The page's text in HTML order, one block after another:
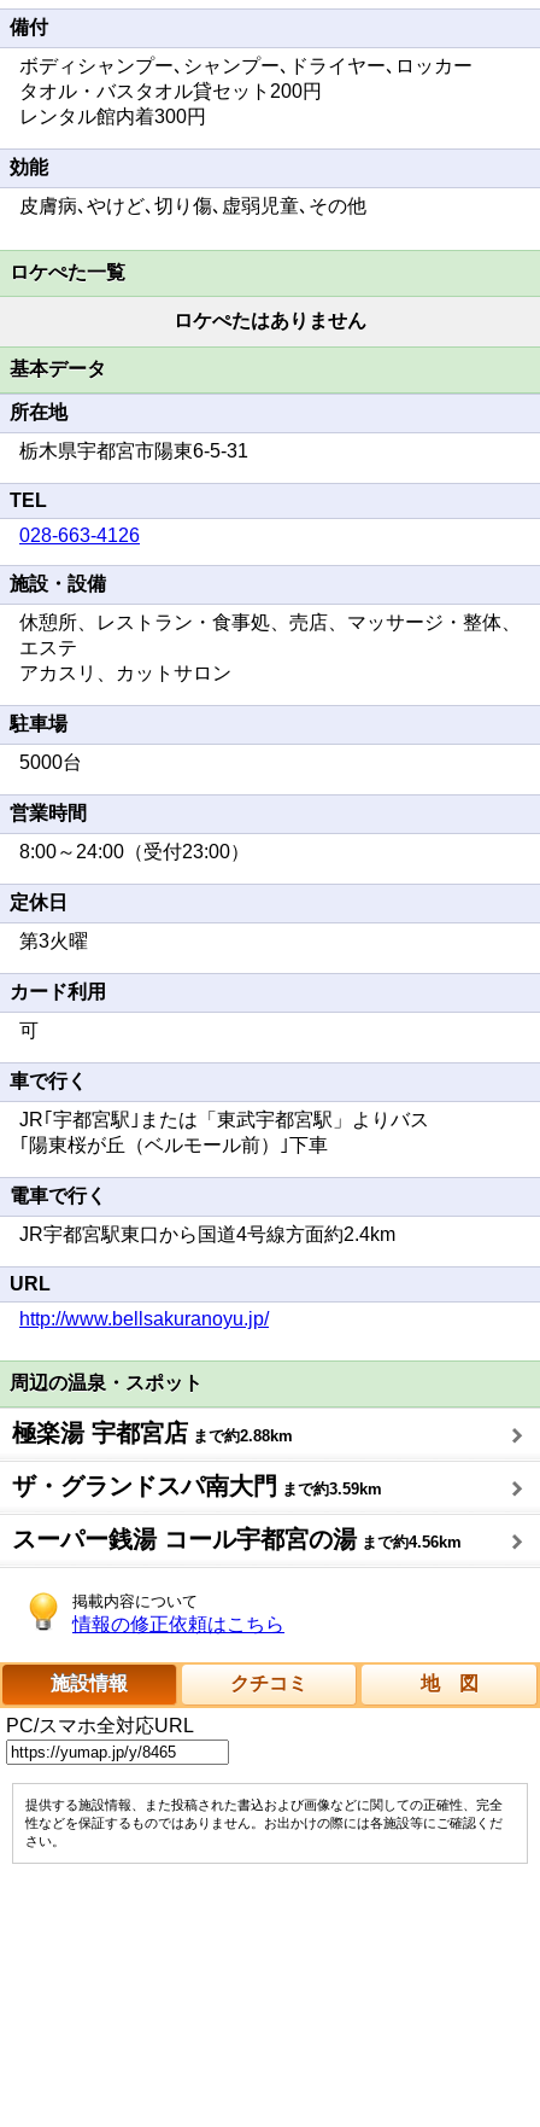
備付
ボディシャンプー､シャンプー､ドライヤー､ロッカー
タオル・バスタオル貸セット200円
レンタル館内着300円
効能
皮膚病､やけど､切り傷､虚弱児童､その他
ロケぺた一覧
ロケぺたはありません
基本データ
所在地
栃木県宇都宮市陽東6-5-31
TEL
028-663-4126
施設・設備
休憩所、レストラン・食事処、売店、マッサージ・整体、
エステ
アカスリ、カットサロン
駐車場
5000台
営業時間
8:00～24:00（受付23:00）
定休日
第3火曜
カード利用
可
車で行く
JR｢宇都宮駅｣または「東武宇都宮駅」よりバス
｢陽東桜が丘（ベルモール前）｣下車
電車で行く
JR宇都宮駅東口から国道4号線方面約2.4km
URL
http://www.bellsakuranoyu.jp/
周辺の温泉・スポット
極楽湯 宇都宮店 まで約2.88km
ザ・グランドスパ南大門 まで約3.59km
スーパー銭湯 コール宇都宮の湯まで約4.56km
掲載内容について
情報の修正依頼はこちら
施設情報 クチコミ 地 図
PC/スマホ全対応URL
提供する施設情報、また投稿された書込および画像などに関しての正確性、完全
性などを保証するものではありません。お出かけの際には各施設等にご確認くだ
さい。